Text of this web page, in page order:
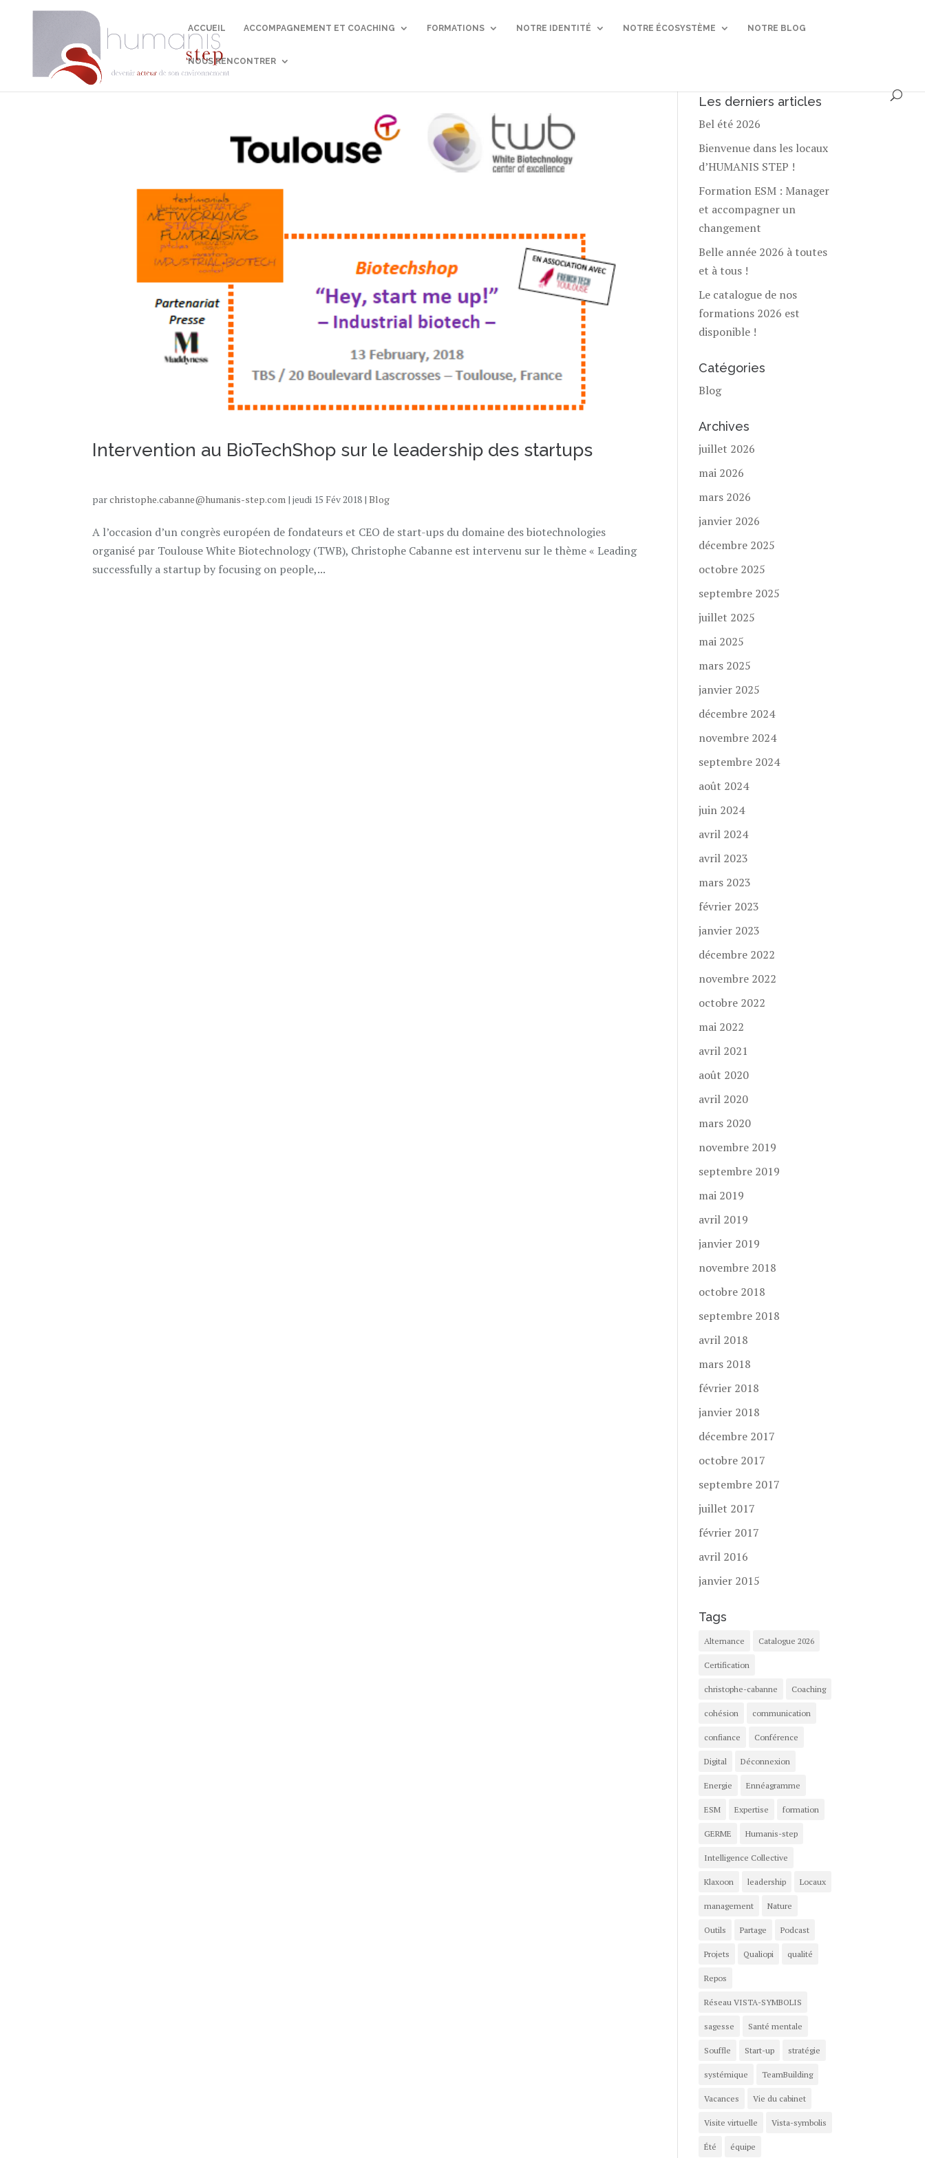
ACCUEIL ACCOMPAGNEMENT ET COACHING FORMATIONS NOTRE IDENTITÉ NOTRE ÉCOSYSTÈME NOTRE BLOG
NOUS RENCONTRER
Intervention au BioTechShop sur le leadership des startups
parchristophe.cabanne@humanis-step.com |jeudi 15 Fév 2018 |Blog
A l’occasion d’un congrès européen de fondateurs et CEO de start-ups du domaine des biotechnologies
organisé par Toulouse White Biotechnology (TWB), Christophe Cabanne est intervenu sur le thème « Leading
successfully a startup by focusing on people,...
Les derniers articles
Bel été 2026
Bienvenue dans les locaux
d’HUMANIS STEP !
Formation ESM : Manager
et accompagner un
changement
Belle année 2026 à toutes
et à tous !
Le catalogue de nos
formations 2026 est
disponible !
Catégories
Blog
Archives
juillet 2026
mai 2026
mars 2026
janvier 2026
décembre 2025
octobre 2025
septembre 2025
juillet 2025
mai 2025
mars 2025
janvier 2025
décembre 2024
novembre 2024
septembre 2024
août 2024
juin 2024
avril 2024
avril 2023
mars 2023
février 2023
janvier 2023
décembre 2022
novembre 2022
octobre 2022
mai 2022
avril 2021
août 2020
avril 2020
mars 2020
novembre 2019
septembre 2019
mai 2019
avril 2019
janvier 2019
novembre 2018
octobre 2018
septembre 2018
avril 2018
mars 2018
février 2018
janvier 2018
décembre 2017
octobre 2017
septembre 2017
juillet 2017
février 2017
avril 2016
janvier 2015
Tags
Alternance Catalogue 2026
Certification
christophe-cabanne Coaching
cohésion communication
confiance Conférence
Digital Déconnexion
Energie Ennéagramme
ESM Expertise formation
GERME Humanis-step
Intelligence Collective
Klaxoon leadership Locaux
management Nature
Outils Partage Podcast
Projets Qualiopi qualité
Repos
Réseau VISTA-SYMBOLIS
sagesse Santé mentale
Souffle Start-up stratégie
systémique TeamBuilding
Vacances Vie du cabinet
Visite virtuelle Vista-symbolis
Été équipe